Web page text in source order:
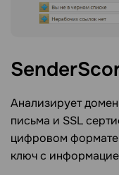
Анализирует
письма и SSL
цифровом формате
ключ с